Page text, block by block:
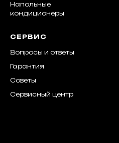
Напольные
кондиционеры
СЕРВИС
Вопросы и ответы
Гарантия
Советы
Сервисный центр